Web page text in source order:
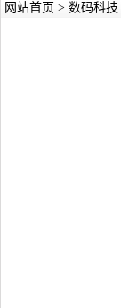
网站首页 > 数码科技